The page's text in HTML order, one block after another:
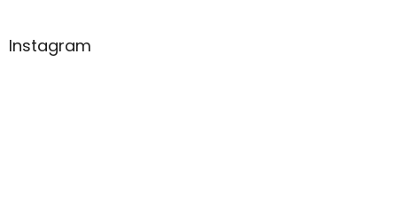
aInstagram